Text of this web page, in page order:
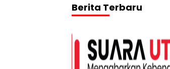
Berita Terbaru